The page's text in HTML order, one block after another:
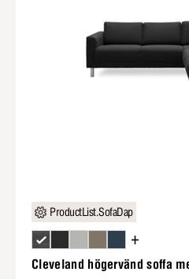
ProductList.SofaDap
+
Cleveland högervänd soffa